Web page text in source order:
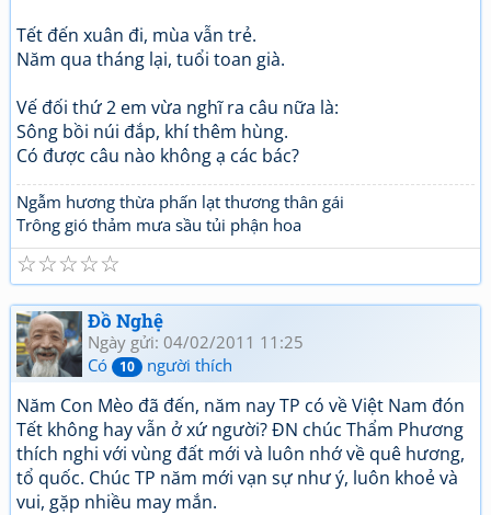
Tết đến xuân đi, mùa vẫn trẻ.
Năm qua tháng lại, tuổi toan già.
Vế đối thứ 2 em vừa nghĩ ra câu nữa là:
Sông bồi núi đắp, khí thêm hùng.
Có được câu nào không ạ các bác?
Ngẫm hương thừa phấn lạt thương thân gái
Trông gió thảm mưa sầu tủi phận hoa
☆
☆
☆
☆
☆
Đồ Nghệ
Ngày gửi: 04/02/2011 11:25
Có
10 người thích
Năm Con Mèo đã đến, năm nay TP có về Việt Nam đón
Tết không hay vẫn ở xứ người? ĐN chúc Thẩm Phương
thích nghi với vùng đất mới và luôn nhớ về quê hương,
tổ quốc. Chúc TP năm mới vạn sự như ý, luôn khoẻ và
vui, gặp nhiều may mắn.